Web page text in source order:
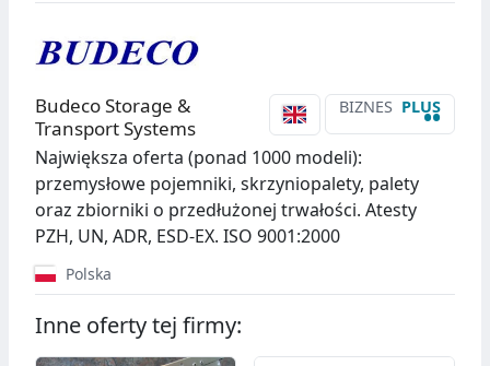
BIZNES PLUS
••
Budeco Storage &
Transport Systems
Największa oferta (ponad 1000 modeli):
przemysłowe pojemniki, skrzyniopalety, palety
oraz zbiorniki o przedłużonej trwałości. Atesty
PZH, UN, ADR, ESD-EX. ISO 9001:2000
Polska
Inne oferty tej firmy: